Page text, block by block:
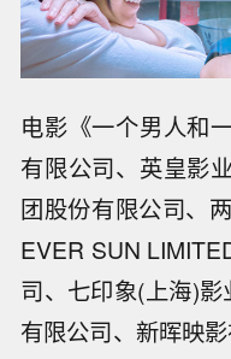
电影《一个男人和
有限公司、英皇影
团股份有限公司、
EVER SUN
司、七印象(上海)
有限公司、新晖映